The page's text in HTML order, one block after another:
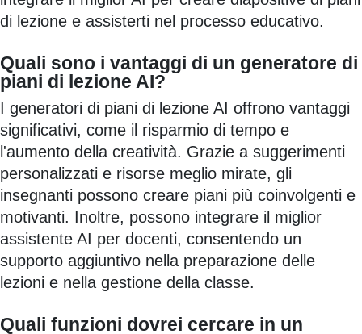
di lezione e assisterti nel processo educativo.
Quali sono i vantaggi di un generatore di
piani di lezione AI?
I generatori di piani di lezione AI offrono vantaggi
significativi, come il risparmio di tempo e
l'aumento della creatività. Grazie a suggerimenti
personalizzati e risorse meglio mirate, gli
insegnanti possono creare piani più coinvolgenti e
motivanti. Inoltre, possono integrare il miglior
assistente AI per docenti, consentendo un
supporto aggiuntivo nella preparazione delle
lezioni e nella gestione della classe.
Quali funzioni dovrei cercare in un